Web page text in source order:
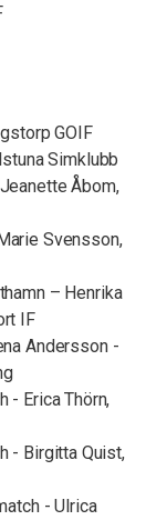
GOIF
Simklubb
Åbom,
Svensson,
– Henrika
IF
Andersson -
- Erica Thörn,
- Birgitta Quist,
- Ulrica